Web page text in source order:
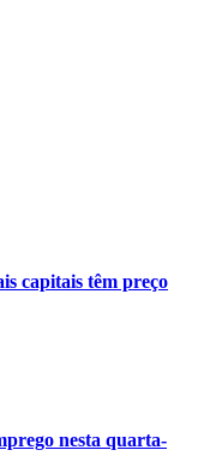
capitais têm preço
nesta quarta-